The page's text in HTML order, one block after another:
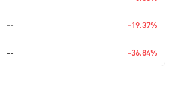
-- -19.37%
-- -36.84%